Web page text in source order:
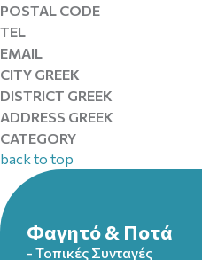
POSTAL CODE
TEL
EMAIL
CITY GREEK
DISTRICT GREEK
ADDRESS GREEK
CATEGORY
back to top
Φαγητό & Ποτά
- Τοπικές Συνταγές